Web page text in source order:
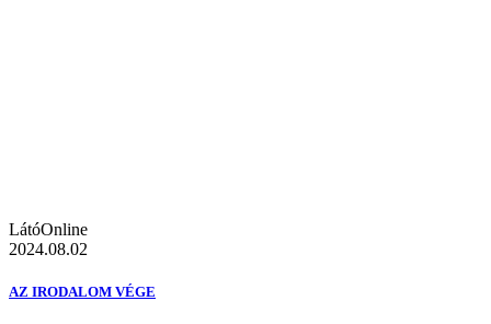
LátóOnline
2024.08.02
AZ IRODALOM VÉGE